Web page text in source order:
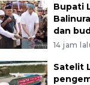
Bupati
dan
14 jam
Satelit